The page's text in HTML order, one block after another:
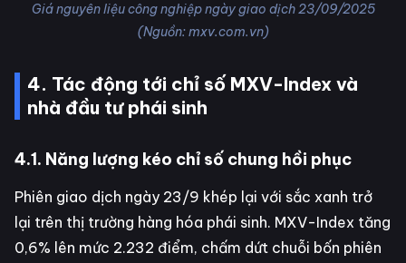
Giá nguyên liệu công nghiệp ngày giao dịch 23/09/2025
(Nguồn: mxv.com.vn)
4. Tác động tới chỉ số MXV-Index và
nhà đầu tư phái sinh
4.1. Năng lượng kéo chỉ số chung hồi phục
Phiên giao dịch ngày 23/9 khép lại với sắc xanh trở
lại trên thị trường hàng hóa phái sinh. MXV-Index tăng
0,6% lên mức 2.232 điểm, chấm dứt chuỗi bốn phiên